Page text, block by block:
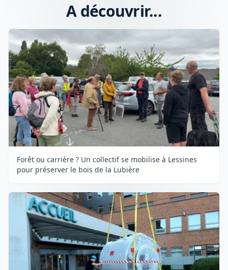
A découvrir...
Forêt ou carrière ? Un collectif se mobilise à Lessines
pour préserver le bois de la Lubière